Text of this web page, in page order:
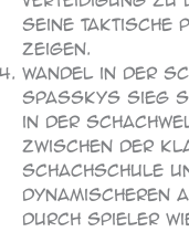
seine taktische
zeigen.
Wandel in der
Spasskys Sieg
in der
zwischen der
Schachschule
dynamischeren
durch Spieler